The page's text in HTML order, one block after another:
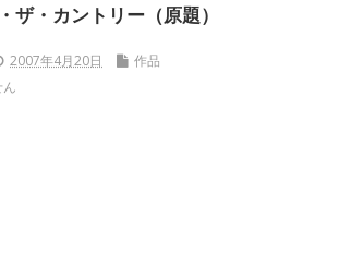
ザ・カントリー（原題）
2007年4月20日
作品